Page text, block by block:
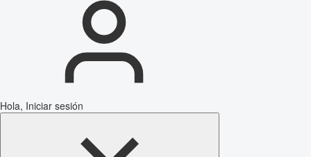
Hola, Iniciar sesión